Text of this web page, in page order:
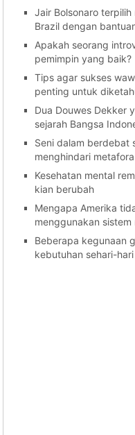
Jair Bolsonaro terpilih
Brazil dengan
Apakah seorang
pemimpin yang baik?
Tips agar sukses
penting untuk
Dua Douwes Dekker
sejarah Bangsa
Seni dalam berdebat
menghindari
Kesehatan mental
kian berubah
Mengapa Amerika
menggunakan sistem
Beberapa kegunaan
kebutuhan sehari-hari